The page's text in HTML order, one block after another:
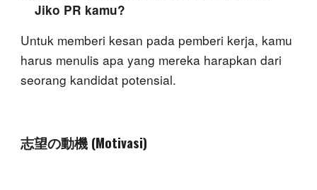
Jiko PR kamu?
Untuk memberi kesan pada pemberi kerja, kamu
harus menulis apa yang mereka harapkan dari
seorang kandidat potensial.
志望の動機 (Motivasi)